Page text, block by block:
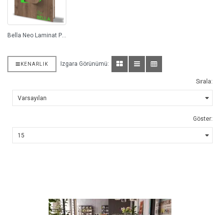
Bella Neo Laminat Parke (3)
KENARLIK Izgara Görünümü:
Sırala:
Göster: